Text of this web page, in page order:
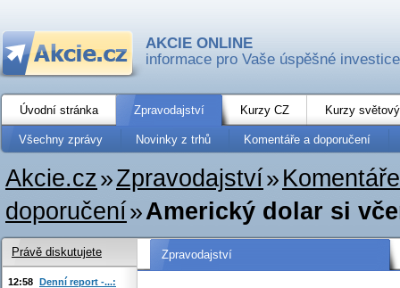
AKCIE ONLINE
informace pro Vaše úspěšné investice
Úvodní stránka Zpravodajství Kurzy CZ Kurzy
Všechny zprávy Novinky z trhů Komentáře a doporučení
Akcie.cz»Zpravodajství»
doporučení»Americký dolar si
Zpravodajství
Právě diskutujete
12:58 Denní report -...: